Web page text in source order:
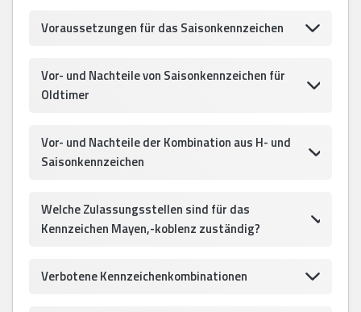
Voraussetzungen für das Saisonkennzeichen
Vor- und Nachteile von Saisonkennzeichen für
Oldtimer
Vor- und Nachteile der Kombination aus H- und
Saisonkennzeichen
Welche Zulassungsstellen sind für das
Kennzeichen Mayen,-koblenz zuständig?
Verbotene Kennzeichenkombinationen